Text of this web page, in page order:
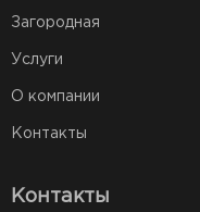
Загородная
Услуги
О компании
Контакты
Контакты